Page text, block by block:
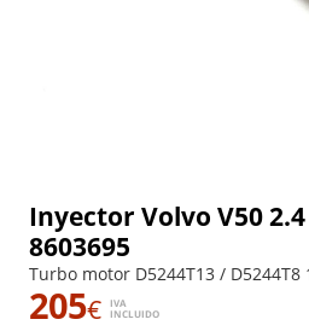
Inyector Volvo V50
8603695
Turbo motor D5244T13 / D5244T8
205€
IVA
INCLUIDO